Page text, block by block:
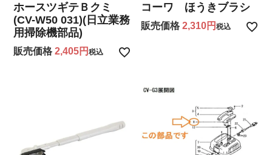
ホースツギテＢクミ
(CV-W50 031)(日立業務
用掃除機部品)
販売価格 2,405 税込
コーワ ほうきブラシ
販売価格 2,310 税込